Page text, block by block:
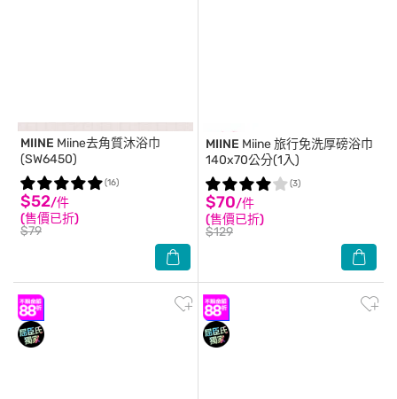
MIINE Miine去角質沐浴巾
(SW6450)
$52/件
(售價已折)
$79
(16)
MIINE Miine 旅行免洗厚磅浴巾
140x70公分(1入)
$70/件
(售價已折)
$129
(3)